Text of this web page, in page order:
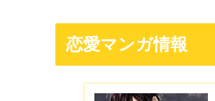
恋愛マンガ情報